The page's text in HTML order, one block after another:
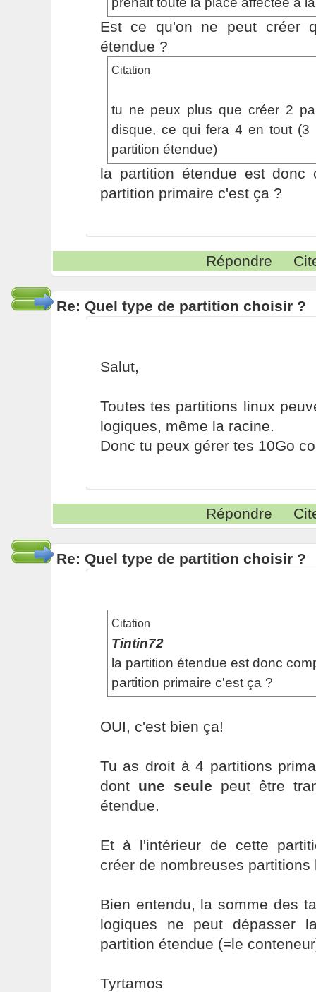
Est ce qu'on ne peut créer
étendue ?
Citation
tu ne peux plus que créer 2
disque, ce qui fera 4 en tout (3
partition étendue)
la partition étendue est donc
partition primaire c'est ça ?
Répondre
Re: Quel type de partition choisir ?
Salut,
Toutes tes partitions linux
logiques, même la racine.
Donc tu peux gérer tes 10Go
Répondre
Re: Quel type de partition choisir ?
Citation
Tintin72
la partition étendue est donc
partition primaire c'est ça ?
OUI, c'est bien ça!
Tu as droit à 4 partitions
dont une seule peut être
étendue.
Et à l'intérieur de cette
créer de nombreuses partitions
Bien entendu, la somme des
logiques ne peut dépasser
partition étendue (=le
Tyrtamos